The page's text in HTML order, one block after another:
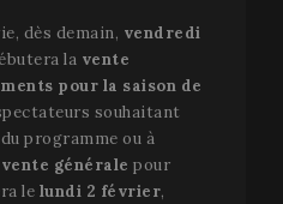
dès demain, vendredi
la vente
pour la saison de
souhaitant
programme ou à
vente générale pour
le lundi 2 février,